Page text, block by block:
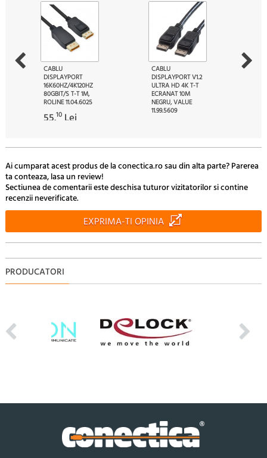
CABLU
DISPLAYPORT
16K60HZ/4K120HZ
80GBIT/S T-T 1M,
ROLINE 11.04.6025
55.10 Lei
CABLU
DISPLAYPORT V1.2
ULTRA HD 4K T-T
ECRANAT 10M
NEGRU, VALUE
11.99.5609
Ai cumparat acest produs de la conectica.ro sau din alta parte? Parerea
ta conteaza, lasa un review!
Sectiunea de comentarii este deschisa tuturor vizitatorilor si contine
recenzii neverificate.
EXPRIMA-TI OPINIA
PRODUCATORI